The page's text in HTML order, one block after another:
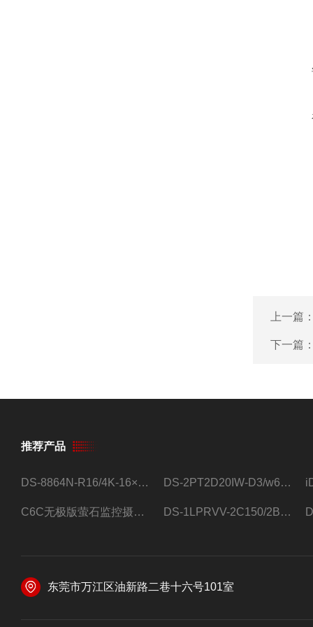
上一篇
下一篇
推荐产品
DS-8864N-R16/4K-16×4T/希捷16盘位录像机 DS-2PT2D20IW-D3/w64路高清硬盘录像机
C6C无极版萤石监控摄像头 DS-1LPRVV-2C150/2B监控室外夜视高清电源线护套线200米/卷
东莞市万江区油新路二巷十六号101室